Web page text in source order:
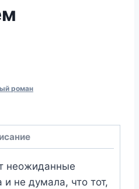
роман
неожиданные
не думала, что тот,